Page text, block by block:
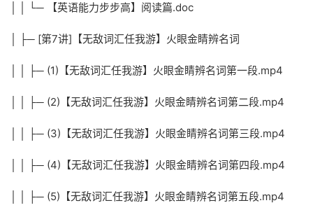
│ │ └─ 【英语能力步步高】阅读篇.doc
│ ├─ [第7讲]【无敌词汇任我游】火眼金睛辨名词
│ │ ├─ (1)【无敌词汇任我游】火眼金睛辨名词第一段.mp4
│ │ ├─ (2)【无敌词汇任我游】火眼金睛辨名词第二段.mp4
│ │ ├─ (3)【无敌词汇任我游】火眼金睛辨名词第三段.mp4
│ │ ├─ (4)【无敌词汇任我游】火眼金睛辨名词第四段.mp4
│ │ ├─ (5)【无敌词汇任我游】火眼金睛辨名词第五段.mp4